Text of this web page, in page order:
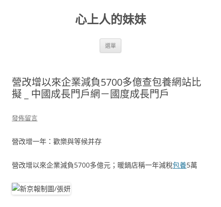
心上人的妹妹
選單
營改增以來企業減負5700多億查包養網站比
擬 _ 中國成長門戶網－國度成長門戶
發佈留言
營改增一年：歡樂與等候并存
營改增以來企業減負5700多億元；暖鍋店稱一年減稅包養5萬